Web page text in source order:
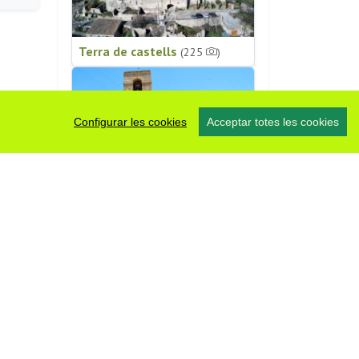
Configurar les cookies Acceptar totes les cookies
Terra de castells (225 )